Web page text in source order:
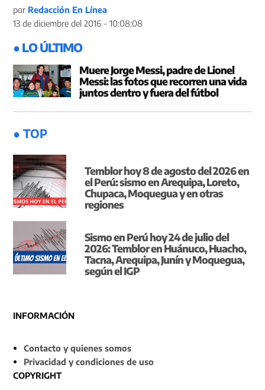
por Redacción En Línea
13 de diciembre del 2016 - 10:08:08
● LO ÚLTIMO
Muere Jorge Messi, padre de Lionel
Messi: las fotos que recorren una vida
juntos dentro y fuera del fútbol
● TOP
Temblor hoy 8 de agosto del 2026 en
el Perú: sismo en Arequipa, Loreto,
Chupaca, Moquegua y en otras
regiones
Sismo en Perú hoy 24 de julio del
2026: Temblor en Huánuco, Huacho,
Tacna, Arequipa, Junín y Moquegua,
según el IGP
INFORMACIÓN
Contacto y quienes somos
Privacidad y condiciones de uso
COPYRIGHT